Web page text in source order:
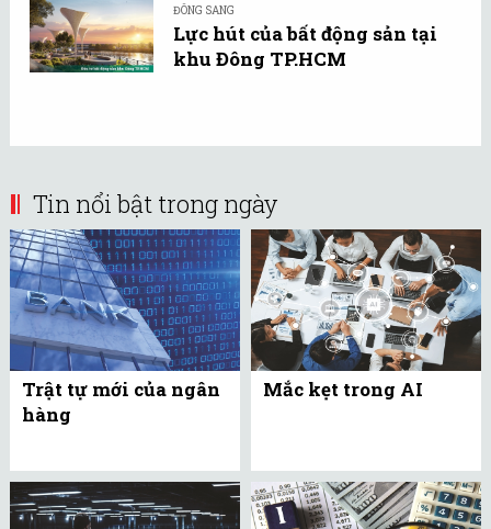
ĐÔNG SANG
Lực hút của bất động sản tại
khu Đông TP.HCM
Tin nổi bật trong ngày
Trật tự mới của ngân
hàng
Mắc kẹt trong AI